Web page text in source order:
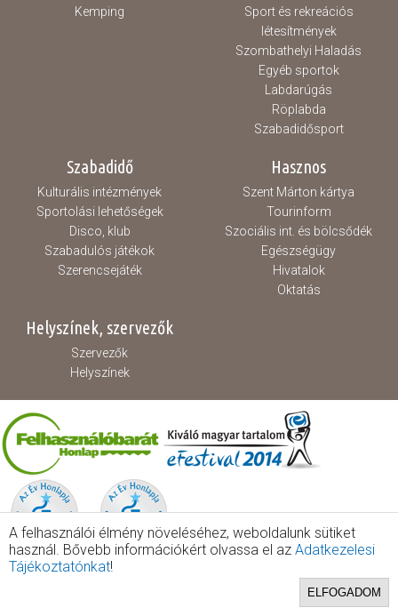
Kemping
Sport és rekreációs
létesítmények
Szombathelyi Haladás
Egyéb sportok
Labdarúgás
Röplabda
Szabadidősport
Szabadidő
Kulturális intézmények
Sportolási lehetőségek
Disco, klub
Szabadulós játékok
Szerencsejáték
Hasznos
Szent Márton kártya
Tourinform
Szociális int. és bölcsődék
Egészségügy
Hivatalok
Oktatás
Helyszínek, szervezők
Szervezők
Helyszínek
A felhasználói élmény növeléséhez, weboldalunk sütiket
használ. Bővebb információkért olvassa el az Adatkezelesi
Tájékoztatónkat!
ELFOGADOM